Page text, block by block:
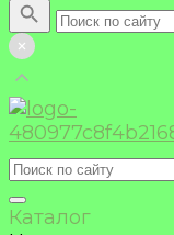
Каталог